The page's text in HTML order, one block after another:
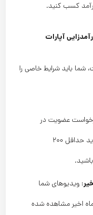
کسب کنید.
آپارات
شما باید شرایط خاصی را
عضویت در
سیستم درآمدزایی آپارات، شما باید حداقل ۲۰۰
: ویدیوهای شما
در سه ماه اخیر مشاهده شده